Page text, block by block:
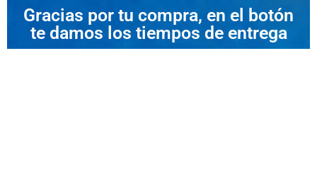
Gracias por tu compra, en el botón
te damos los tiempos de entrega